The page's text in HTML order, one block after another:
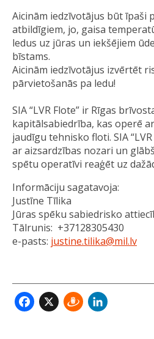
Aicinām iedzīvotājus būt īpaši
atbildīgiem, jo, gaisa
ledus uz jūras un iekšējiem
bīstams.
Aicinām iedzīvotājus izvērtēt
pārvietošanās pa ledu!
SIA “LVR Flote” ir Rīgas
kapitālsabiedrība, kas operē
jaudīgu tehnisko floti. SIA
ar aizsardzības nozari un
spētu operatīvi reaģēt uz
Informāciju sagatavoja:
Justīne Tīlika
Jūras spēku sabiedrisko
Tālrunis: +37128305430
e-pasts: justine.tilika@mil.lv
Facebook
X